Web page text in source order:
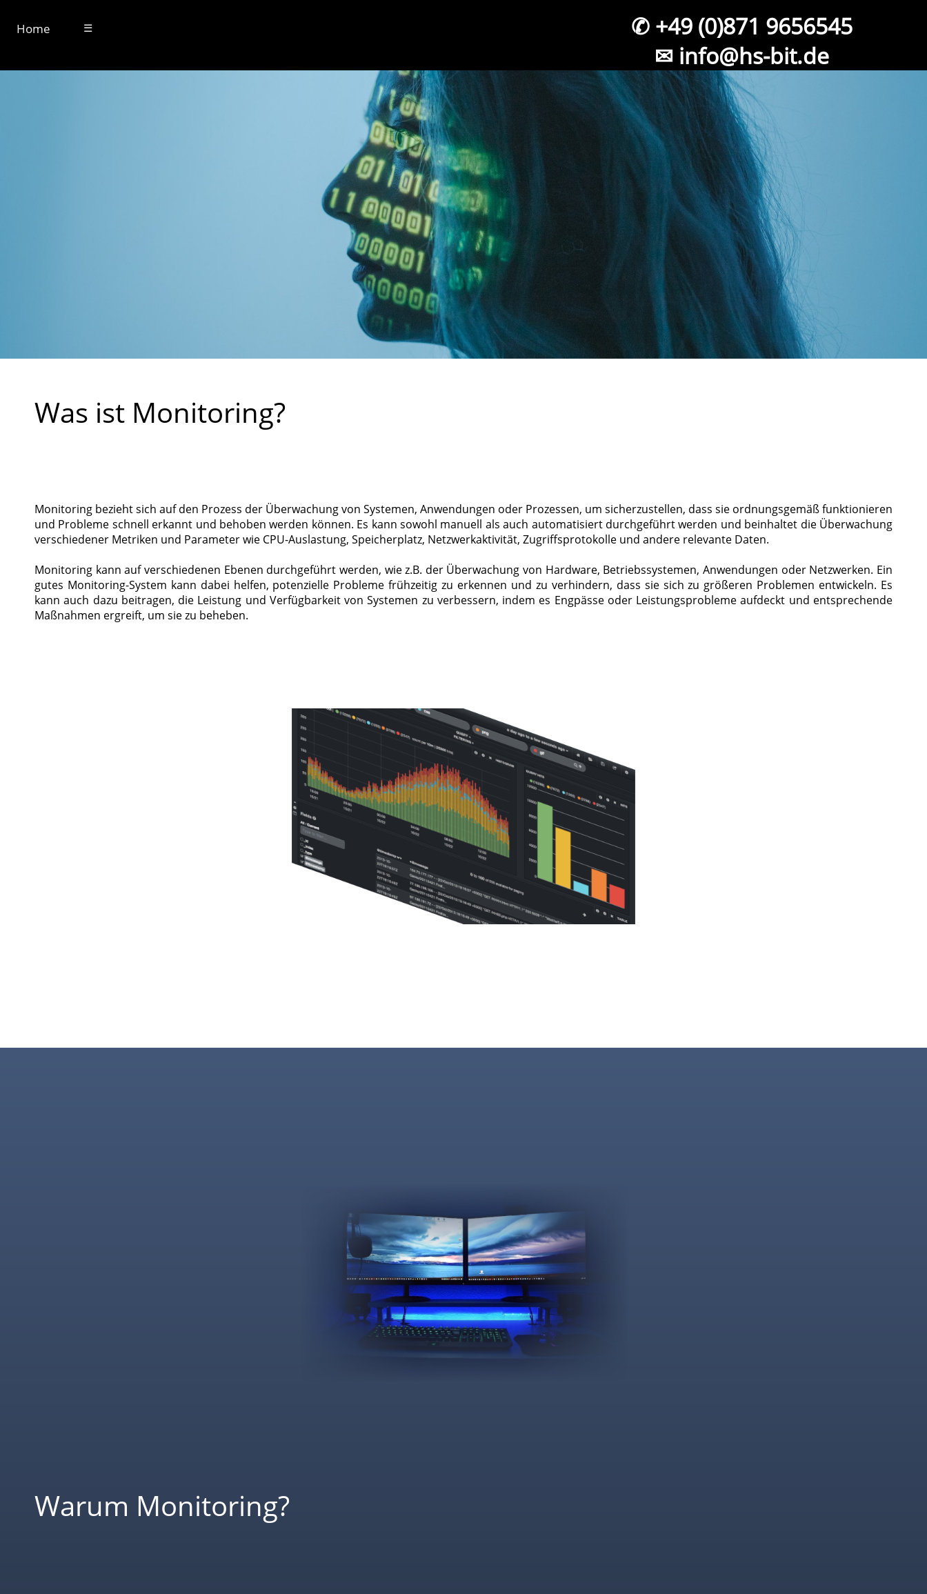
Home ☰
✆ +49 (0)871 9656545
✉ info@hs-bit.de
Was ist Monitoring?
Monitoring bezieht sich auf den Prozess der Überwachung von Systemen, Anwendungen oder Prozessen, um sicherzustellen, dass sie ordnungsgemäß funktionieren
und Probleme schnell erkannt und behoben werden können. Es kann sowohl manuell als auch automatisiert durchgeführt werden und beinhaltet die Überwachung
verschiedener Metriken und Parameter wie CPU-Auslastung, Speicherplatz, Netzwerkaktivität, Zugriffsprotokolle und andere relevante Daten.
Monitoring kann auf verschiedenen Ebenen durchgeführt werden, wie z.B. der Überwachung von Hardware, Betriebssystemen, Anwendungen oder Netzwerken. Ein
gutes Monitoring-System kann dabei helfen, potenzielle Probleme frühzeitig zu erkennen und zu verhindern, dass sie sich zu größeren Problemen entwickeln. Es
kann auch dazu beitragen, die Leistung und Verfügbarkeit von Systemen zu verbessern, indem es Engpässe oder Leistungsprobleme aufdeckt und entsprechende
Maßnahmen ergreift, um sie zu beheben.
Warum Monitoring?